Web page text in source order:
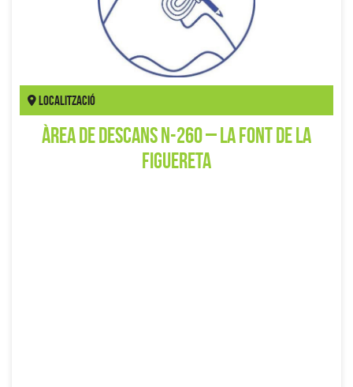
Localització
Àrea de descans N-260 – La Font de la
Figuereta